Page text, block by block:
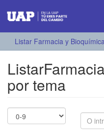
Listar Farmacia y
por tema